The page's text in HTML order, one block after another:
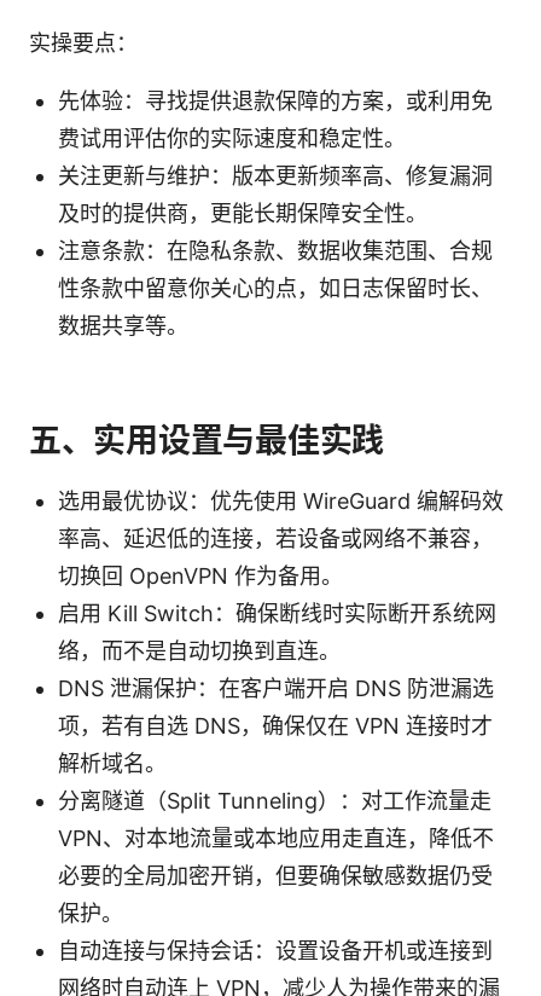
实操要点：
先体验：寻找提供退款保障的方案，或利用免
费试用评估你的实际速度和稳定性。
关注更新与维护：版本更新频率高、修复漏洞
及时的提供商，更能长期保障安全性。
注意条款：在隐私条款、数据收集范围、合规
性条款中留意你关心的点，如日志保留时长、
数据共享等。
五、实用设置与最佳实践
选用最优协议：优先使用 WireGuard 编解码效
率高、延迟低的连接，若设备或网络不兼容，
切换回 OpenVPN 作为备用。
启用 Kill Switch：确保断线时实际断开系统网
络，而不是自动切换到直连。
DNS 泄漏保护：在客户端开启 DNS 防泄漏选
项，若有自选 DNS，确保仅在 VPN 连接时才
解析域名。
分离隧道（Split Tunneling）：对工作流量走
VPN、对本地流量或本地应用走直连，降低不
必要的全局加密开销，但要确保敏感数据仍受
保护。
自动连接与保持会话：设置设备开机或连接到
网络时自动连上 VPN，减少人为操作带来的漏